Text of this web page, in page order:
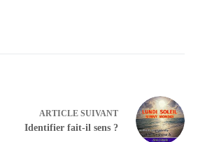
ARTICLESUIVANT
Identifier fait-il sens ?